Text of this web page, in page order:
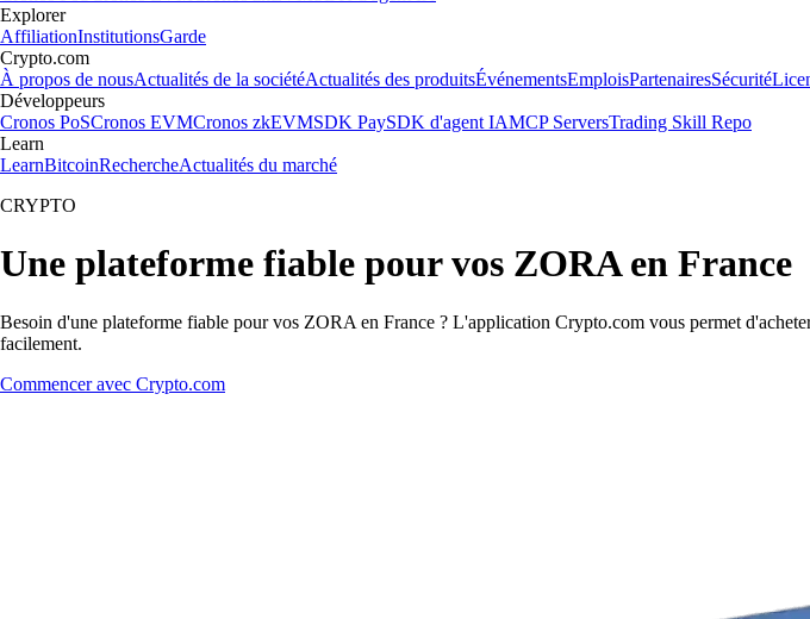
Explorer
AffiliationInstitutionsGarde
Crypto.com
À propos de nousActualités de la sociétéActualités des produitsÉvénementsEmploisPartenairesSécurité
Développeurs
Cronos PoSCronos EVMCronos zkEVMSDK PaySDK d'agent IAMCP ServersTrading Skill Repo
Learn
LearnBitcoinRechercheActualités du marché
CRYPTO
Une plateforme fiable pour vos ZORA en France
Besoin d'une plateforme fiable pour vos ZORA en France ? L'application Crypto.com vous permet
facilement.
Commencer avec Crypto.com